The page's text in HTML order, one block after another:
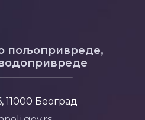
пољопривреде,
Београд